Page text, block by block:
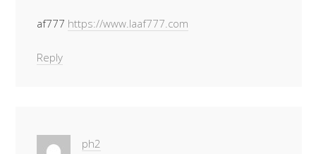
af777 https://www.laaf777.com
Reply
ph2